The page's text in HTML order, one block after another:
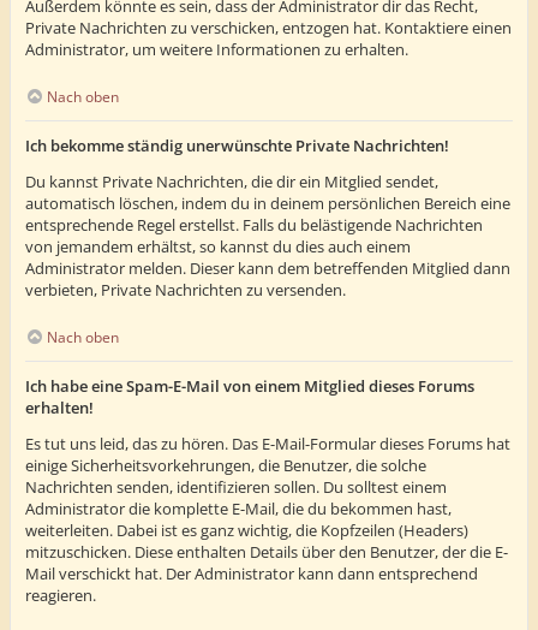
Außerdem könnte es sein, dass der Administrator dir das Recht,
Private Nachrichten zu verschicken, entzogen hat. Kontaktiere einen
Administrator, um weitere Informationen zu erhalten.
Nach oben
Ich bekomme ständig unerwünschte Private Nachrichten!
Du kannst Private Nachrichten, die dir ein Mitglied sendet,
automatisch löschen, indem du in deinem persönlichen Bereich eine
entsprechende Regel erstellst. Falls du belästigende Nachrichten
von jemandem erhältst, so kannst du dies auch einem
Administrator melden. Dieser kann dem betreffenden Mitglied dann
verbieten, Private Nachrichten zu versenden.
Nach oben
Ich habe eine Spam-E-Mail von einem Mitglied dieses Forums
erhalten!
Es tut uns leid, das zu hören. Das E-Mail-Formular dieses Forums hat
einige Sicherheitsvorkehrungen, die Benutzer, die solche
Nachrichten senden, identifizieren sollen. Du solltest einem
Administrator die komplette E-Mail, die du bekommen hast,
weiterleiten. Dabei ist es ganz wichtig, die Kopfzeilen (Headers)
mitzuschicken. Diese enthalten Details über den Benutzer, der die E-
Mail verschickt hat. Der Administrator kann dann entsprechend
reagieren.